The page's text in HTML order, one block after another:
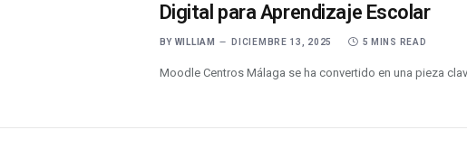
Digital para Aprendizaje Escolar
BY WILLIAM DICIEMBRE 13, 2025 5 MINS READ
Moodle Centros Málaga se ha convertido en una pieza